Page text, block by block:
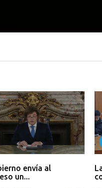
envía al
un...